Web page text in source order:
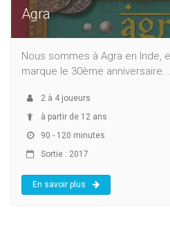
Agra
Nous sommes à Agra en Inde,
marque le 30ème anniversaire...
2 à 4 joueurs
à partir de 12 ans
90 - 120 minutes
Sortie : 2017
En savoir plus